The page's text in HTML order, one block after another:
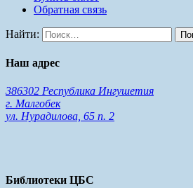
Обратная связь
Найти:
Наш адрес
386302 Республика Ингушетия
г. Малгобек
ул. Нурадилова, 65 п. 2
Библиотеки ЦБС